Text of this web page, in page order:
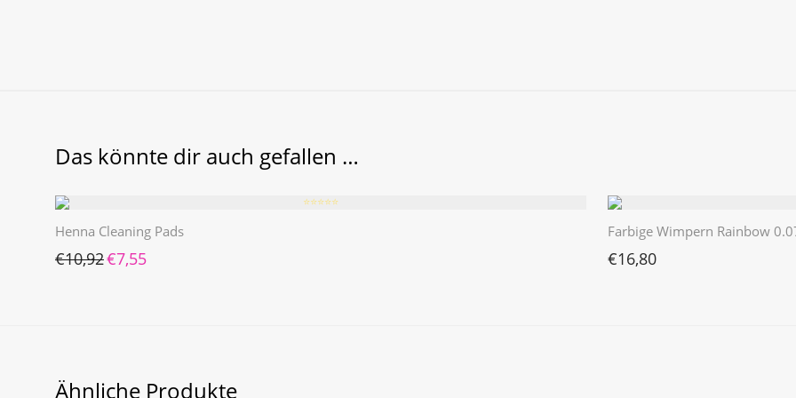
Das könnte dir auch gefallen …
⭐️⭐️⭐️⭐️⭐️
Henna Cleaning Pads
€10,92 Ursprünglicher Preis war: €10,92
€7,55
Farbige Wimpern Rainbow
€16,80
Ähnliche Produkte